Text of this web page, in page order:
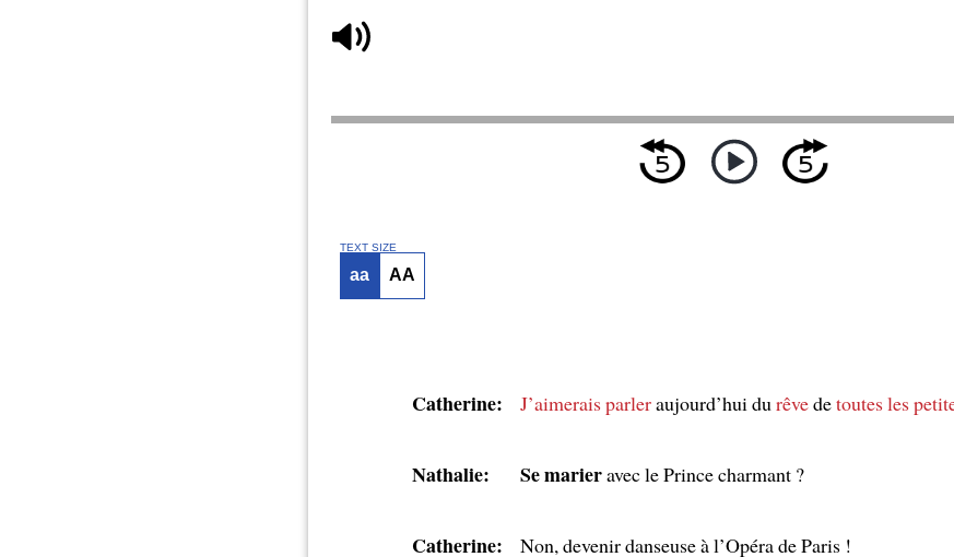
TEXT SIZE
aa AA
Catherine: J’aimerais parleraujourd’hui du rêvedetoutes les
Nathalie: Se marieravec le Prince charmant ?
Catherine: Non, devenir danseuse à l’Opéra de Paris !